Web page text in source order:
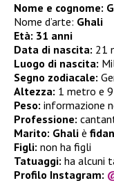
Nome e cognome:
Nome d’arte: Ghali
Età: 31 anni
Data di nascita: 21
Luogo di nascita:
Segno zodiacale:
Altezza: 1 metro e
Peso: informazione
Professione:
Marito: Ghali è
Figli: non ha figli
Tatuaggi: ha alcuni
Profilo Instagram: